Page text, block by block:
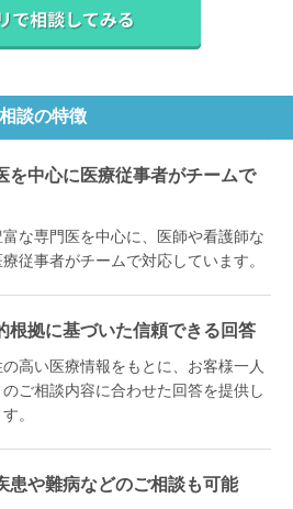
談の特徴
を中心に医療従事者がチームで
な専門医を中心に、医師や看護師な
療従事者がチームで対応しています。
根拠に基づいた信頼できる回答
高い医療情報をもとに、お客様一人
ご相談内容に合わせた回答を提供し
。
患や難病などのご相談も可能